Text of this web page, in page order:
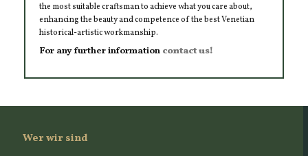
the most suitable craftsman to achieve what you care about,
enhancing the beauty and competence of the best Venetian
historical-artistic workmanship.
For any further information contact us!
Wer wir sind